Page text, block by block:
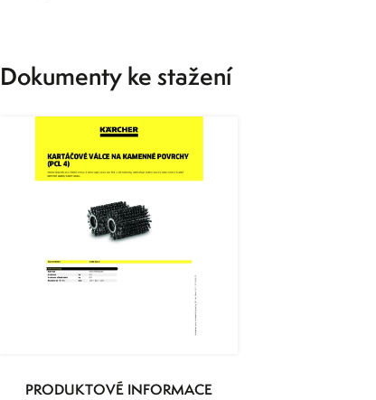
Dokumenty ke stažení
PRODUKTOVÉ INFORMACE